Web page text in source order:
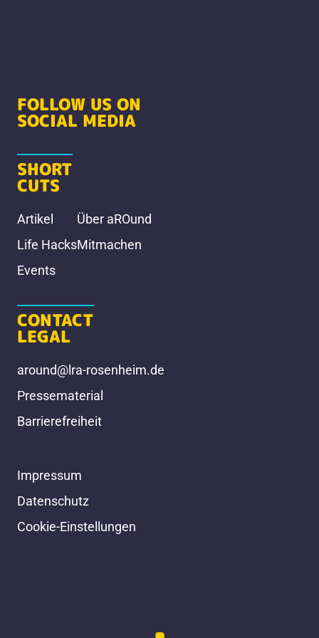
FOLLOW US ON
SOCIAL MEDIA
SHORT
CUTS
Artikel
Life Hacks
Events
Über aROund
Mitmachen
CONTACT
LEGAL
around@lra-rosenheim.de
Pressematerial
Barrierefreiheit
Impressum
Datenschutz
Cookie-Einstellungen